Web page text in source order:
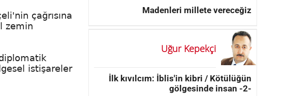
çağrısına
zemin
istişareler
Madenleri millete vereceğiz
Uğur Kepekçi
İlk kıvılcım: İblis'in kibri / Kötülüğün
gölgesinde insan -2-